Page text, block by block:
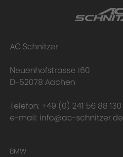
AC Schnitzer
Neuenhofstrasse 160
D-52078 Aachen
Telefon: +49 (0) 241 56 88 130
e-mail: info@ac-schnitzer.de
BMW